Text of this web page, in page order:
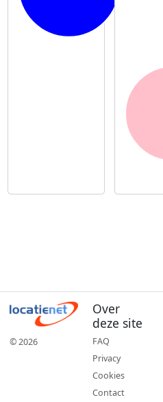
© 2026
Over
deze site
FAQ
Privacy
Cookies
Contact